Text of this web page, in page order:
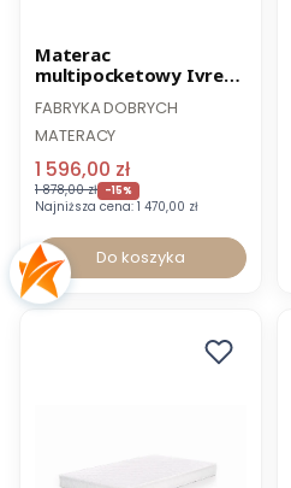
Promocja
Materac
multipocketowy Ivrea
FABRYKA DOBRYCH
MATERACY
1 596,00 zł
1 878,00 zł -15%
Najniższa cena: 1 470,00 zł
Do koszyka